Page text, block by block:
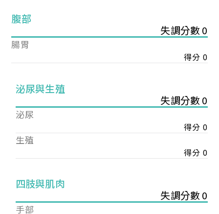
腹部
失調分數 0
腸胃
得分 0
泌尿與生殖
失調分數 0
泌尿
得分 0
生殖
得分 0
四肢與肌肉
失調分數 0
手部
您已成功送出會員申請
您好，您的會員申請，已成功送出，經本協會理事